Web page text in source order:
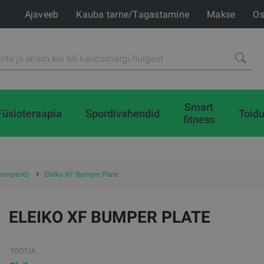
Ajaveeb Kauba tarne/Tagastamine Makse
Spordivahendid
Smart
fitness
Eleiko XF Bumper Plate
ELEIKO XF BUMPER PLATE
TOOTJA